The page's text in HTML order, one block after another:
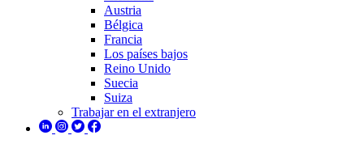
Austria
Bélgica
Francia
Los países bajos
Reino Unido
Suecia
Suiza
Trabajar en el extranjero